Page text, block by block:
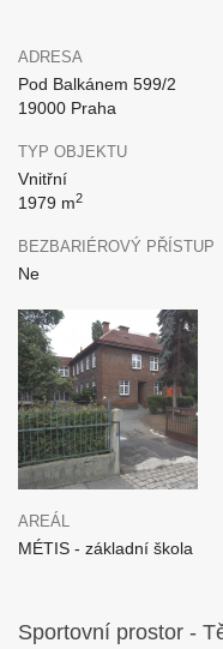
ADRESA
Pod Balkánem 599/2
19000 Praha
TYP OBJEKTU
Vnitřní
1979 m2
BEZBARIÉROVÝ PŘÍSTUP
Ne
AREÁL
MÉTIS - základní škola
Sportovní prostor -